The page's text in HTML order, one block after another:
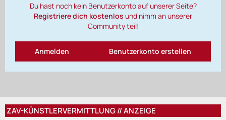
Du hast noch kein Benutzerkonto auf unserer Seite?
Registriere dich kostenlos und nimm an unserer
Community teil!
Benutzerkonto erstellen
Anmelden
ZAV-KÜNSTLERVERMITTLUNG // ANZEIGE